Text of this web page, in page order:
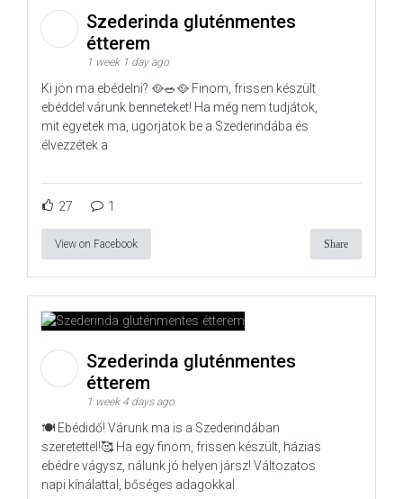
Szederinda gluténmentes
étterem
1 week 1 day ago
Ki jön ma ebédelni? 🥘🥗🥘 Finom, frissen készült
ebéddel várunk benneteket! Ha még nem tudjátok,
mit egyetek ma, ugorjatok be a Szederindába és
élvezzétek a
27 1
View on Facebook Share
Szederinda gluténmentes
étterem
1 week 4 days ago
🍽️ Ebédidő! Várunk ma is a Szederindában
szeretettel!🥰 Ha egy finom, frissen készült, házias
ebédre vágysz, nálunk jó helyen jársz! Változatos
napi kínálattal, bőséges adagokkal